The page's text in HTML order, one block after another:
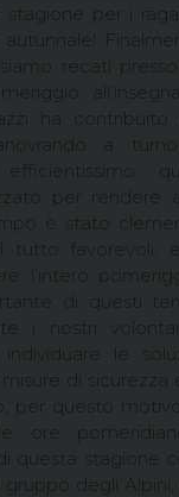
per i
autunnale!
recati
ha contribuito
a
per rendere
è stato
tutto favorevoli,
l’intero
di questi
i nostri
le
di sicurezza
per questo motivo
ore
questa stagione
gruppo degli